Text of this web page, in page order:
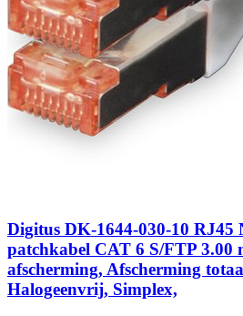
Digitus DK-1644-030-10 RJ45
patchkabel CAT 6 S/FTP 3.00
afscherming, Afscherming
Halogeenvrij, Simplex,